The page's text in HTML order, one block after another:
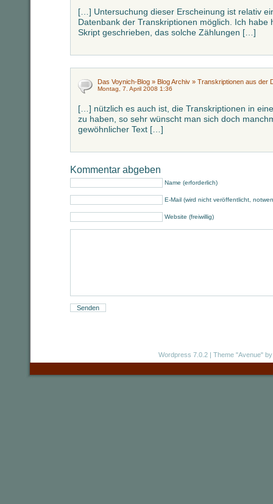
[…] Untersuchung dieser Erscheinung ist relativ
Datenbank der Transkriptionen möglich. Ich habe
Skript geschrieben, das solche Zählungen […]
Das Voynich-Blog » Blog Archiv » Transkriptionen aus der
Montag, 7. April 2008 1:36
[…] nützlich es auch ist, die Transkriptionen in
zu haben, so sehr wünscht man sich doch
gewöhnlicher Text […]
Kommentar abgeben
Name (erforderlich)
E-Mail (wird nicht veröffentlicht,
Website (freiwillig)
Wordpress 7.0.2 | Theme "Avenue"